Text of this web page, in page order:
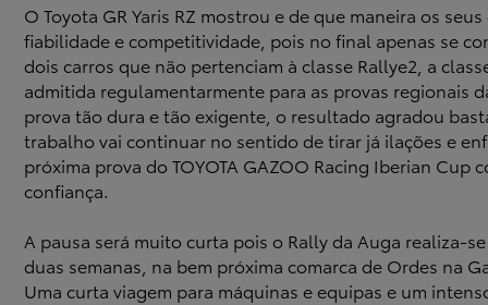
O Toyota GR Yaris RZ mostrou e de que maneira os
fiabilidade e competitividade, pois no final apenas se
dois carros que não pertenciam à classe Rallye2, a
admitida regulamentarmente para as provas regionais
prova tão dura e tão exigente, o resultado agradou
trabalho vai continuar no sentido de tirar já ilações e
próxima prova do TOYOTA GAZOO Racing Iberian Cup
confiança.
A pausa será muito curta pois o Rally da Auga realiza-
duas semanas, na bem próxima comarca de Ordes na
Uma curta viagem para máquinas e equipas e um